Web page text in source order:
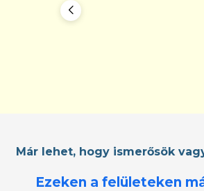
Már lehet, hogy ismerősök
Ezeken a felületeken